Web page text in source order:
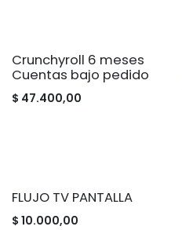
Crunchyroll 6 meses
Cuentas bajo pedido
$ 47.400,00
FLUJO TV PANTALLA
$ 10.000,00